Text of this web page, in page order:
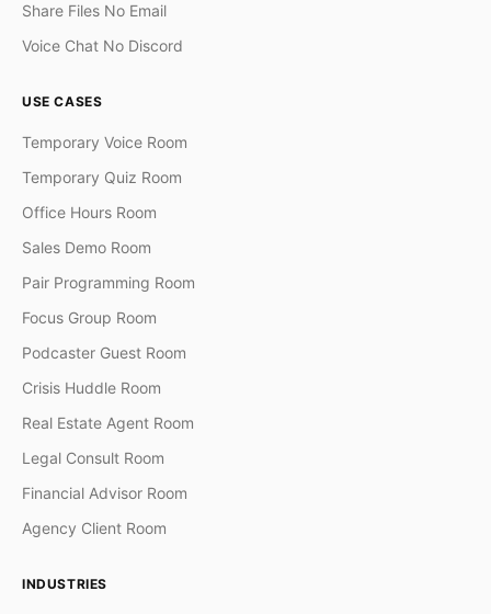
Share Files No Email
Voice Chat No Discord
USE CASES
Temporary Voice Room
Temporary Quiz Room
Office Hours Room
Sales Demo Room
Pair Programming Room
Focus Group Room
Podcaster Guest Room
Crisis Huddle Room
Real Estate Agent Room
Legal Consult Room
Financial Advisor Room
Agency Client Room
INDUSTRIES